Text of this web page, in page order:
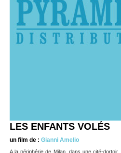
LES ENFANTS VOLÉS
un film de : Gianni Amelio
A la périphérie de Milan, dans une cité-